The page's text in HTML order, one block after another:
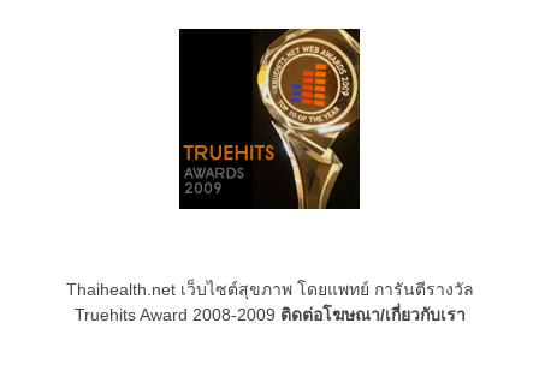
Thaihealth.net เว็บไซต์สุขภาพ โดยแพทย์ การันตีรางวัล
Truehits Award 2008-2009 ติดต่อโฆษณา/เกี่ยวกับเรา